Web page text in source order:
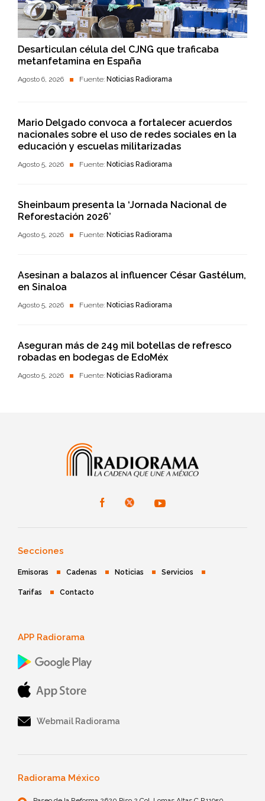
Desarticulan célula del CJNG que traficaba
metanfetamina en España
Agosto 6, 2026 Fuente: Noticias Radiorama
Mario Delgado convoca a fortalecer acuerdos
nacionales sobre el uso de redes sociales en la
educación y escuelas militarizadas
Agosto 5, 2026 Fuente: Noticias Radiorama
Sheinbaum presenta la ‘Jornada Nacional de
Reforestación 2026’
Agosto 5, 2026 Fuente: Noticias Radiorama
Asesinan a balazos al influencer César Gastélum,
en Sinaloa
Agosto 5, 2026 Fuente: Noticias Radiorama
Aseguran más de 249 mil botellas de refresco
robadas en bodegas de EdoMéx
Agosto 5, 2026 Fuente: Noticias Radiorama
Secciones
Emisoras Cadenas Noticias Servicios
Tarifas Contacto
APP Radiorama
Webmail Radiorama
Radiorama México